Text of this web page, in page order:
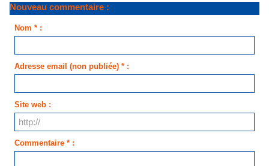
Nouveau commentaire :
Nom * :
Adresse email (non publiée) * :
Site web :
Commentaire * :